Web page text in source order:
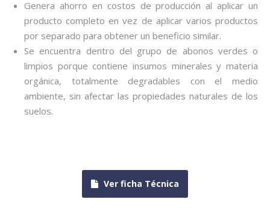
Genera ahorro en costos de producción al aplicar un
producto completo en vez de aplicar varios productos
por separado para obtener un benefi­cio similar.
Se encuentra dentro del grupo de abonos verdes o
limpios porque contiene insumos minerales y materia
orgánica, totalmente degradables con el medio
ambiente, sin afectar las propiedades naturales de los
suelos.
Ver ficha Técnica